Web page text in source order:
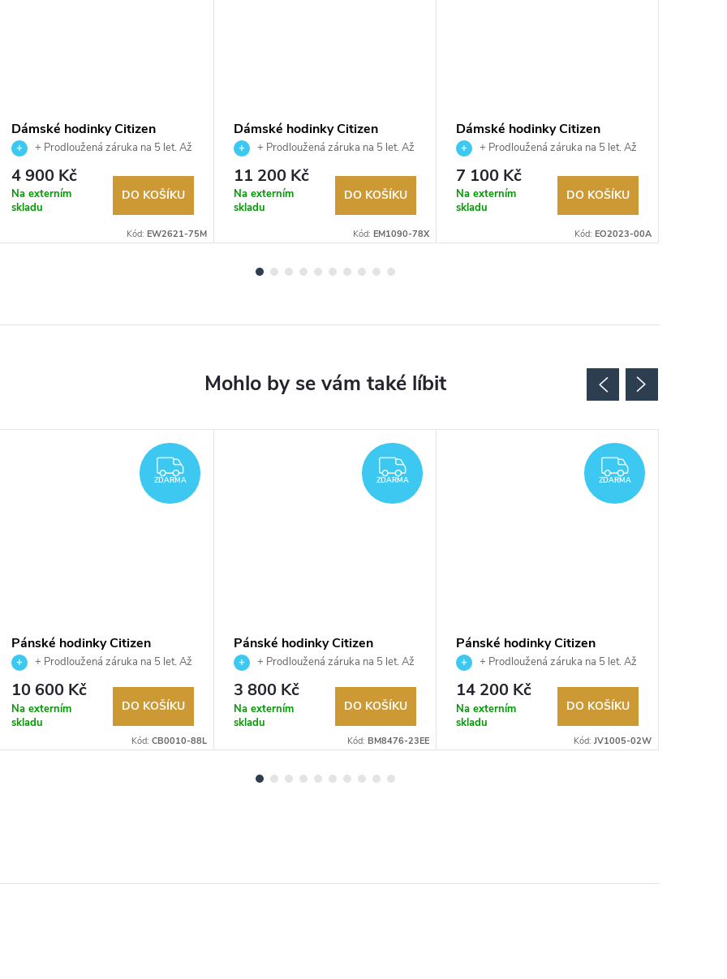
Dámské hodinky Citizen
EW2621-75M
+ Prodloužená záruka na 5 let. Až
100 dní na vrácení zboží. Autorizovaný
prodejce.
4 900 Kč
Na externím
skladu
DO KOŠÍKU
Kód: EW2621-75M
Dámské hodinky Citizen
EM1090-78X
+ Prodloužená záruka na 5 let. Až
100 dní na vrácení zboží. Autorizovaný
prodejce.
11 200 Kč
Na externím
skladu
DO KOŠÍKU
Kód: EM1090-78X
Dámské hodinky Citizen
EO2023-00A
+ Prodloužená záruka na 5 let. Až
100 dní na vrácení zboží. Autorizovaný
prodejce.
7 100 Kč
Na externím
skladu
DO KOŠÍKU
Kód: EO2023-00A
ZDARMA
ZDARMA
Pánské hodinky Citizen
CB0010-88L
+ Prodloužená záruka na 5 let. Až
100 dní na vrácení zboží. Autorizovaný
prodejce.
10 600 Kč
Na externím
skladu
DO KOŠÍKU
Kód: CB0010-88L
ZDARMA
ZDARMA
Pánské hodinky Citizen
BM8476-23EE
+ Prodloužená záruka na 5 let. Až
100 dní na vrácení zboží. Autorizovaný
prodejce.
3 800 Kč
Na externím
skladu
DO KOŠÍKU
Kód: BM8476-23EE
ZDARMA
ZDARMA
Pánské hodinky Citizen
JV1005-02W
+ Prodloužená záruka na 5 let. Až
100 dní na vrácení zboží. Autorizovaný
prodejce.
14 200 Kč
Na externím
skladu
DO KOŠÍKU
Kód: JV1005-02W